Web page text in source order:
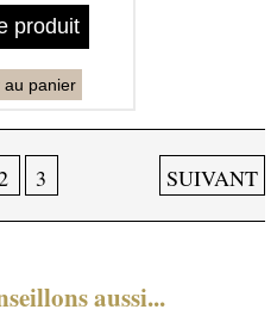
produit
au panier
3 SUIVANT
aussi...